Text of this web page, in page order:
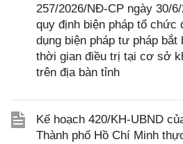
257/2026/NĐ-CP ngày 30/
quy định biện pháp tổ chức
dụng biện pháp tư pháp
thời gian điều trị tại cơ sở
trên địa bàn tỉnh
Kế hoạch 420/KH-UBND
Thành phố Hồ Chí Minh